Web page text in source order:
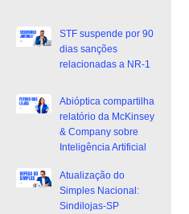
STF suspende por 90
dias sanções
relacionadas a NR-1
Abióptica compartilha
relatório da McKinsey
& Company sobre
Inteligência Artificial
Atualização do
Simples Nacional:
Sindilojas-SP